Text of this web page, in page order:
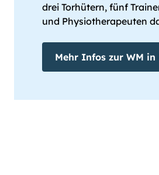
drei Torhütern, fünf
und Physiotherapeuten
Mehr Infos zur WM in